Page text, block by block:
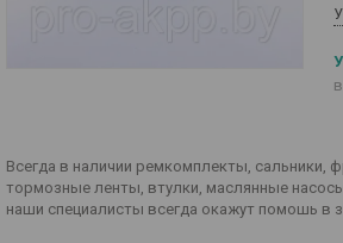
Всегда в наличии ремкомплекты,
тормозные ленты, втулки, маслянные
наши специалисты всегда окажут помошь в